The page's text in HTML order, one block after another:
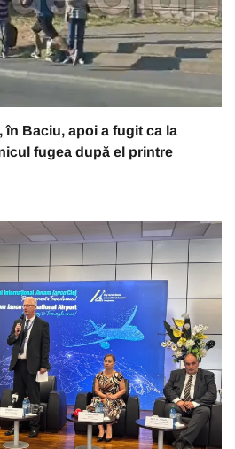
în Baciu, apoi a fugit ca la
fugea după el printre